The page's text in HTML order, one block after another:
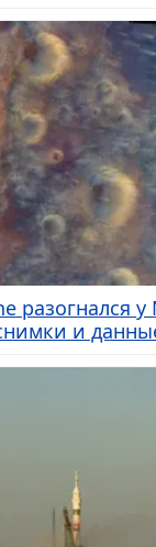
разогнался
и